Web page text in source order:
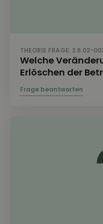
THEORIE FRAGE: 2.6.02-
Welche
Erlöschen der